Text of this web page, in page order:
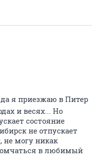
я приезжаю в Питер
и весях... Но
состояние
не отпускает
не могу никак
в любимый